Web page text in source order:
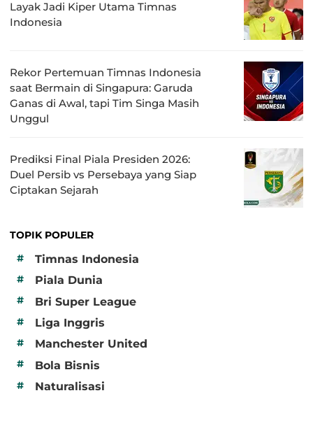
Layak Jadi Kiper Utama Timnas
Indonesia
Rekor Pertemuan Timnas Indonesia
saat Bermain di Singapura: Garuda
Ganas di Awal, tapi Tim Singa Masih
Unggul
Prediksi Final Piala Presiden 2026:
Duel Persib vs Persebaya yang Siap
Ciptakan Sejarah
TOPIK POPULER
#
Timnas Indonesia
# Piala Dunia
# Bri Super League
# Liga Inggris
# Manchester United
# Bola Bisnis
# Naturalisasi